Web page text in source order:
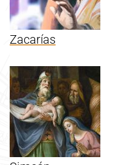
Zacarías